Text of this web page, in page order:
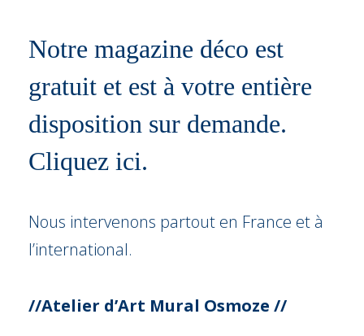
Notre magazine déco est
gratuit et est à votre entière
disposition sur demande.
Cliquez ici.
Nous intervenons partout en France et à
l’international.
//Atelier d’Art Mural Osmoze //